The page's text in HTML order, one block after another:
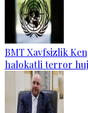
BMT Xavfsizlik
halokatli terror